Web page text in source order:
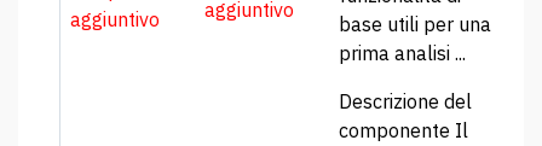
aggiuntivo
base utili per una
prima analisi ...
Descrizione del
componente Il